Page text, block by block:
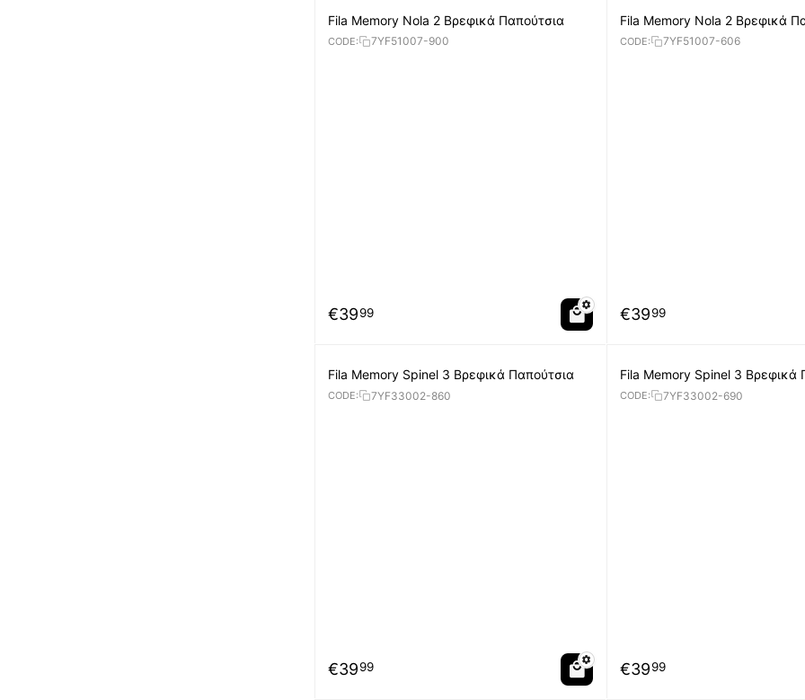
Fila Memory Nola 2 Βρεφικά Παπούτσια
CODE: 7YF51007-900
€3999
Fila Memory Nola 2 Βρεφικά
CODE: 7YF51007-606
€3999
Fila Memory Spinel 3 Βρεφικά Παπούτσια
CODE: 7YF33002-860
€3999
Fila Memory Spinel 3 Βρεφικά
CODE: 7YF33002-690
€3999